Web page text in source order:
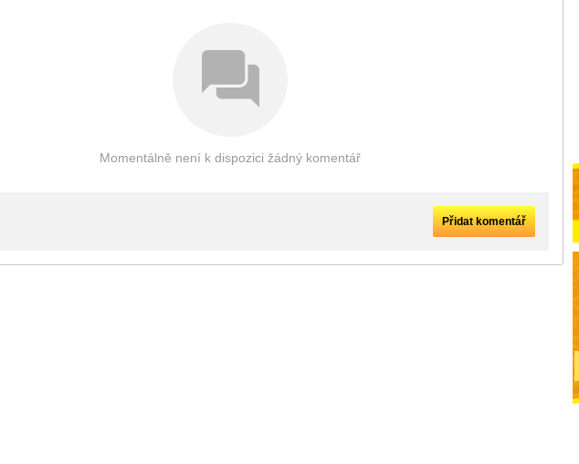
Momentálně není k dispozici žádný komentář
Přidat komentář